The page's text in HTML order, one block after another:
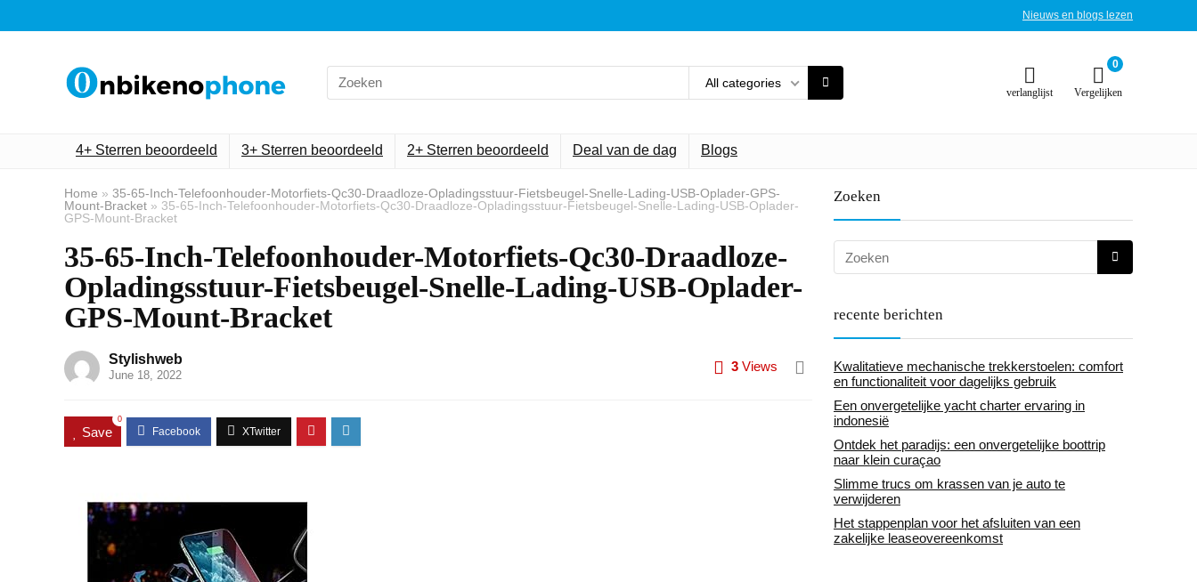
Nieuws en blogs lezen
Search
for:
All categories
verlanglijst
0
Vergelijken
4+ Sterren beoordeeld 3+ Sterren beoordeeld 2+ Sterren beoordeeld Deal van de dag Blogs
Home » 35-65-Inch-Telefoonhouder-Motorfiets-Qc30-Draadloze-Opladingsstuur-Fietsbeugel-Snelle-Lading-USB-Oplader-GPS-
Mount-Bracket » 35-65-Inch-Telefoonhouder-Motorfiets-Qc30-Draadloze-Opladingsstuur-Fietsbeugel-Snelle-Lading-USB-Oplader-
GPS-Mount-Bracket
35-65-Inch-Telefoonhouder-Motorfiets-Qc30-Draadloze-
Opladingsstuur-Fietsbeugel-Snelle-Lading-USB-Oplader-
GPS-Mount-Bracket
Stylishweb
June 18, 2022
3 Views
Save
0
Zoeken
recente berichten
Kwalitatieve mechanische trekkerstoelen: comfort
en functionaliteit voor dagelijks gebruik
Een onvergetelijke yacht charter ervaring in
indonesië
Ontdek het paradijs: een onvergetelijke boottrip
naar klein curaçao
Slimme trucs om krassen van je auto te
verwijderen
Het stappenplan voor het afsluiten van een
zakelijke leaseovereenkomst